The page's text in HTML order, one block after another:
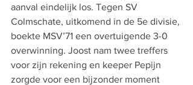
aanval eindelijk los. Tegen SV
Colmschate, uitkomend in de 5e divisie,
boekte MSV’71 een overtuigende 3-0
overwinning. Joost nam twee treffers
voor zijn rekening en keeper Pepijn
zorgde voor een bijzonder moment